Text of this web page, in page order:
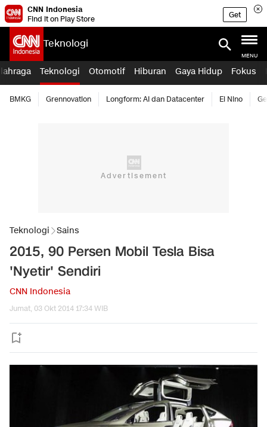
CNN Indonesia
Find it on Play Store
Get
Teknologi
MENU
Teknologi Otomotif Hiburan Gaya Hidup Fokus
BMKG Grennovation Longform: AI dan Datacenter El Nino
Teknologi Sains
2015, 90 Persen Mobil Tesla Bisa
'Nyetir' Sendiri
CNN Indonesia
Jumat, 03 Okt 2014 17:34 WIB